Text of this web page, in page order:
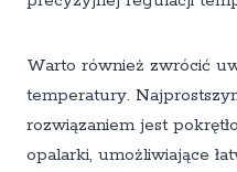
Warto również zwrócić
temperatury.
rozwiązaniem jest
opalarki, umożliwiające